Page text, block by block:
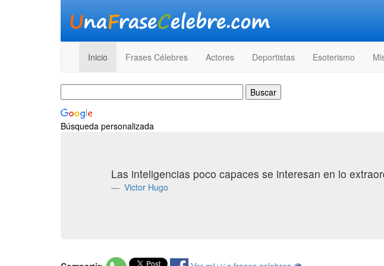
Inicio Frases Célebres Actores Deportistas Esoterismo
Búsqueda personalizada
Las inteligencias poco capaces se interesan en lo
Victor Hugo